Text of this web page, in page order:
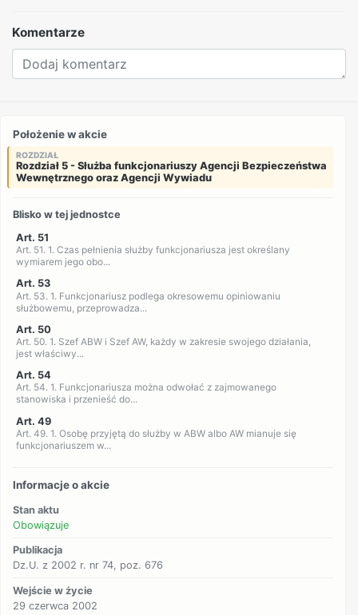
Komentarze
Położenie w akcie
ROZDZIAŁ
Rozdział 5 - Służba funkcjonariuszy Agencji Bezpieczeństwa
Wewnętrznego oraz Agencji Wywiadu
Blisko w tej jednostce
Art. 51
Art. 51. 1. Czas pełnienia służby funkcjonariusza jest określany
wymiarem jego obo...
Art. 53
Art. 53. 1. Funkcjonariusz podlega okresowemu opiniowaniu
służbowemu, przeprowadza...
Art. 50
Art. 50. 1. Szef ABW i Szef AW, każdy w zakresie swojego działania,
jest właściwy...
Art. 54
Art. 54. 1. Funkcjonariusza można odwołać z zajmowanego
stanowiska i przenieść do...
Art. 49
Art. 49. 1. Osobę przyjętą do służby w ABW albo AW mianuje się
funkcjonariuszem w...
Informacje o akcie
Stan aktu
Obowiązuje
Publikacja
Dz.U. z 2002 r. nr 74, poz. 676
Wejście w życie
29 czerwca 2002